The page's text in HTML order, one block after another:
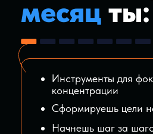
Попадешь в условия, где
Получишь постоянный заряд
энергии и мотивацию на действия